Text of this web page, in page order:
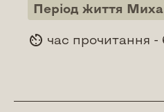
Період життя
час прочитання -